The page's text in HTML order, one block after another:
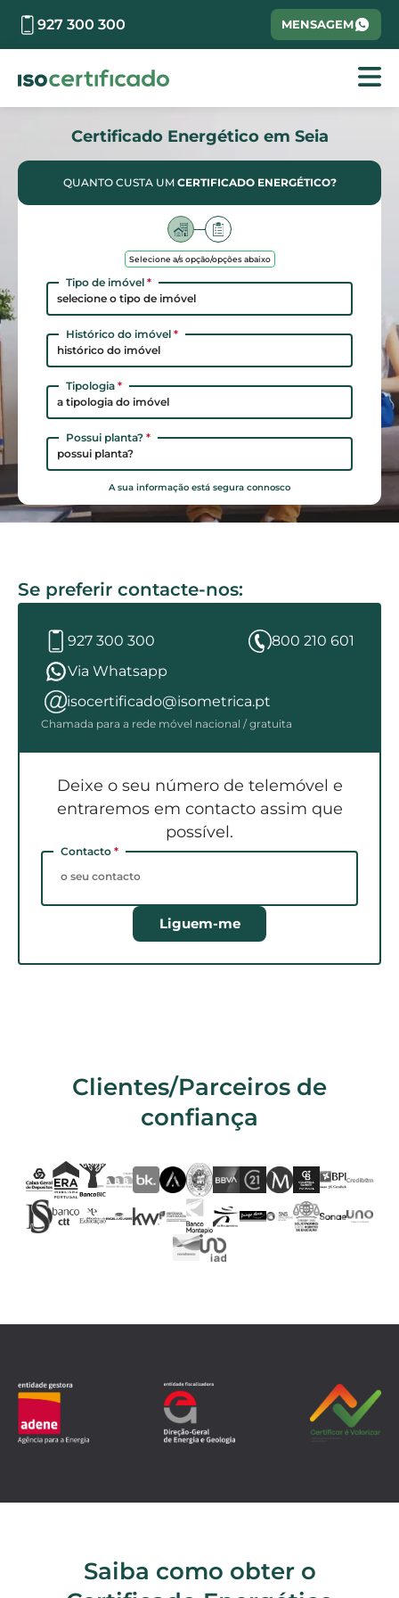
927 300 300 MENSAGEM
Certificado Energético em Seia
QUANTO CUSTA UM CERTIFICADO ENERGÉTICO?
Selecione a/s opção/opções abaixo
Tipo de imóvel *
selecione o tipo de imóvel
Histórico do imóvel *
histórico do imóvel
Tipologia *
a tipologia do imóvel
Possui planta? *
possui planta?
A sua informação está segura connosco
Se preferir contacte-nos:
927 300 300
800 210 601
Via Whatsapp
isocertificado@isometrica.pt
Chamada para a rede móvel nacional / gratuita
Deixe o seu número de telemóvel e
entraremos em contacto assim que
possível.
Contacto *
Liguem-me
Clientes/Parceiros de
confiança
Saiba como obter o